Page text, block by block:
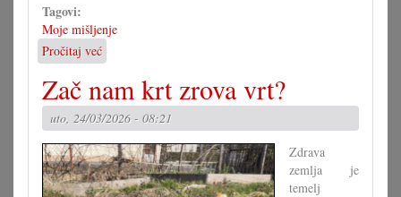
Tagovi:
Moje mišljenje
Pročitaj već
Kako
naučiti
čitati?
Zač nam krt zrova vrt?
uto, 24/03/2026 - 08:21
Zdrava
zemlja je
temelj